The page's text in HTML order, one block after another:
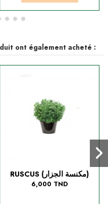
ont également acheté :
RUSCUS (مكنسة الجزار)
6,000 TND